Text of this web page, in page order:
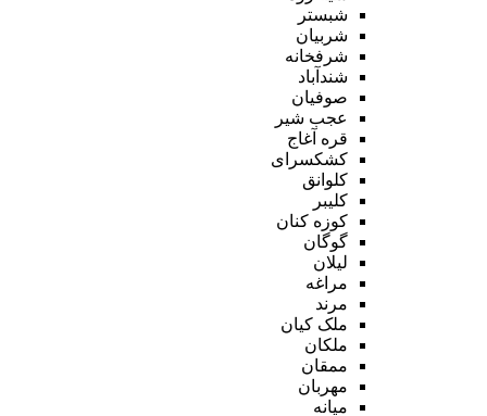
شبستر
شربیان
شرفخانه
شندآباد
صوفیان
عجب شیر
قره آغاج
کشکسرای
کلوانق
کلیبر
کوزه کنان
گوگان
لیلان
مراغه
مرند
ملک کیان
ملکان
ممقان
مهربان
میانه